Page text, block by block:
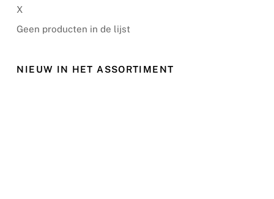
X
Geen producten in de lijst
NIEUW IN HET ASSORTIMENT